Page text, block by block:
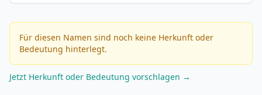
Für diesen Namen sind noch keine Herkunft oder
Bedeutung hinterlegt.
Jetzt Herkunft oder Bedeutung vorschlagen →